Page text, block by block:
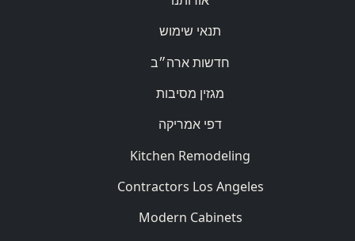
תנאי שימוש
חדשות ארה״ב
מגזין מסיבות
דפי אמריקה
Kitchen Remodeling
Contractors Los Angeles
Modern Cabinets